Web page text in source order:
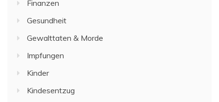
Finanzen
Gesundheit
Gewalttaten & Morde
Impfungen
Kinder
Kindesentzug